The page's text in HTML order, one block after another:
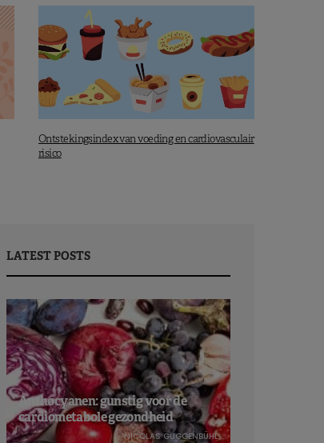
Ontstekingsindex van voeding en cardiovasculair
risico
LATEST POSTS
Anthocyanen: gunstig voor de
cardiometabole gezondheid
NICOLAS GUGGENBÜHL